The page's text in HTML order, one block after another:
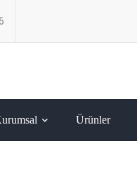
Ürünler